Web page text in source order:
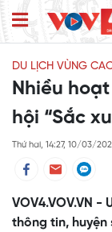
DU LỊCH VÙNG
Nhiều
hội “Sắc
Thứ hai, 14:27, 10/03/
VOV4.VOV.VN -
thông tin, huyện